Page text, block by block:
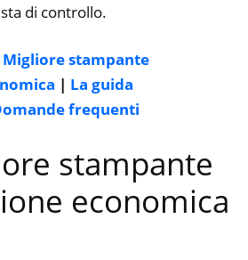
di controllo.
Migliore stampante
| La guida
frequenti
stampante
economica